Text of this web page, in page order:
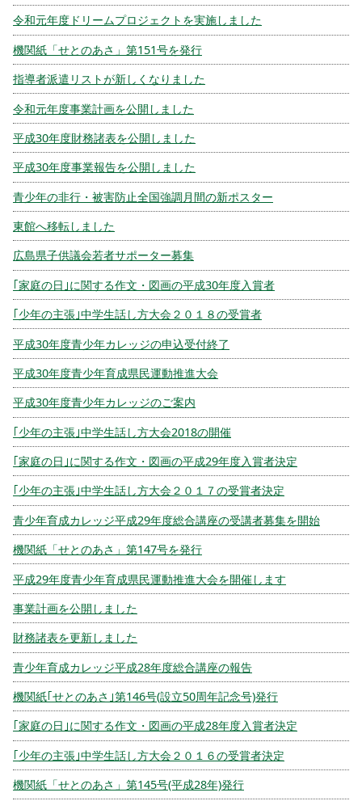
令和元年度ドリームプロジェクトを実施しました
機関紙「せとのあさ」第151号を発行
指導者派遣リストが新しくなりました
令和元年度事業計画を公開しました
平成30年度財務諸表を公開しました
平成30年度事業報告を公開しました
青少年の非行・被害防止全国強調月間の新ポスター
東館へ移転しました
広島県子供議会若者サポーター募集
｢家庭の日｣に関する作文・図画の平成30年度入賞者
｢少年の主張｣中学生話し方大会２０１８の受賞者
平成30年度青少年カレッジの申込受付終了
平成30年度青少年育成県民運動推進大会
平成30年度青少年カレッジのご案内
｢少年の主張｣中学生話し方大会2018の開催
｢家庭の日｣に関する作文・図画の平成29年度入賞者決定
｢少年の主張｣中学生話し方大会２０１７の受賞者決定
青少年育成カレッジ平成29年度総合講座の受講者募集を開始
機関紙「せとのあさ」第147号を発行
平成29年度青少年育成県民運動推進大会を開催します
事業計画を公開しました
財務諸表を更新しました
青少年育成カレッジ平成28年度総合講座の報告
機関紙｢せとのあさ｣第146号(設立50周年記念号)発行
｢家庭の日｣に関する作文・図画の平成28年度入賞者決定
｢少年の主張｣中学生話し方大会２０１６の受賞者決定
機関紙「せとのあさ」第145号(平成28年)発行